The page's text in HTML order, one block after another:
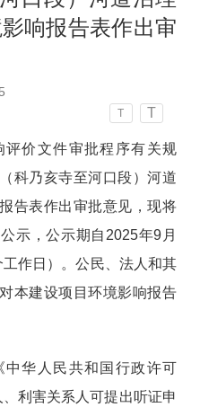
响报告表作出审
T T
价文件审批程序有关规
科乃亥寺至河口段）河道
告表作出审批意见，现将
示，公示期自2025年9月
作日）。公民、法人和其
本建设项目环境影响报告
中华人民共和国行政许可
利害关系人可提出听证申